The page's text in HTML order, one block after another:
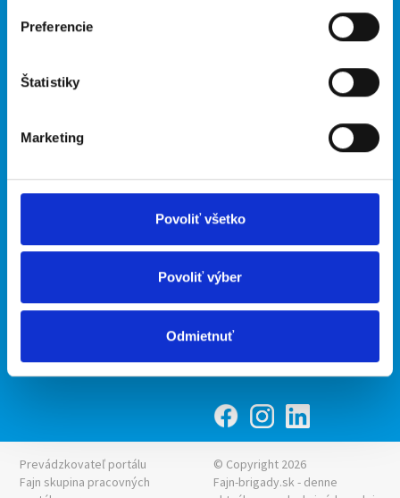
Preferencie
Štatistiky
Marketing
Povoliť všetko
Povoliť výber
Odmietnuť
Nové brigády
O nás
Podmienky
Upraviť predvoľby cookies
údajov
Naše ďalšie projekty
Fajn Brigády
Ponuka práce z celej ČR
mobilná aplikácia
Ponuka brigády z celej ČR
Prevádzkovateľ portálu
Fajn skupina pracovných
© Copyright 2026
Fajn-brigady.sk - denne